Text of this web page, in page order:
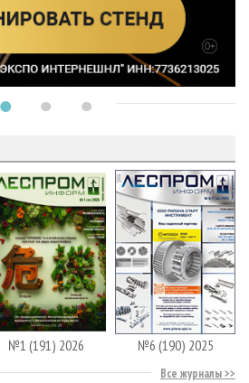
№1 (191) 2026 №6 (190) 2025
Все журналы